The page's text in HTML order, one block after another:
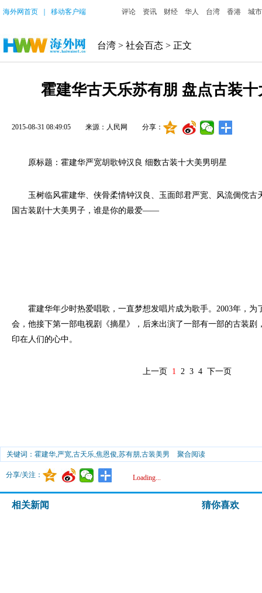
海外网首页 移动客户端 评论 资讯 财经 华人 台湾 香港 城市
台湾 > 社会百态 > 正文
霍建华古天乐苏有朋 盘点古装
2015-08-31 08:49:05 来源：人民网 分享：
原标题：霍建华严宽胡歌钟汉良 细数古装十大美男明星
玉树临风霍建华、侠骨柔情钟汉良、玉面郎君严宽、风流倜傥
国古装剧十大美男子，谁是你的最爱——
霍建华年少时热爱唱歌，一直梦想发唱片成为歌手。2003年，为
会，他接下第一部电视剧《摘星》，后来出演了一部有一部的古装剧
印在人们的心中。
上一页 1 2 3 4 下一页
关键词：霍建华,严宽,古天乐,焦恩俊,苏有朋,古装美男 聚合阅读
分享/关注： Loading...
相关新闻 猜你喜欢